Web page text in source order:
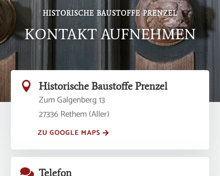
HISTORISCHE BAUSTOFFE PRENZEL
KONTAKT AUFNEHMEN
 Historische Baustoffe Prenzel
Zum Galgenberg 13
27336 Rethem (Aller)
ZU GOOGLE MAPS
 Telefon